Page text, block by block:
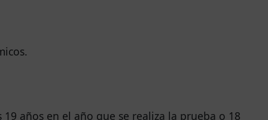
años en el año que se realiza la prueba o 18